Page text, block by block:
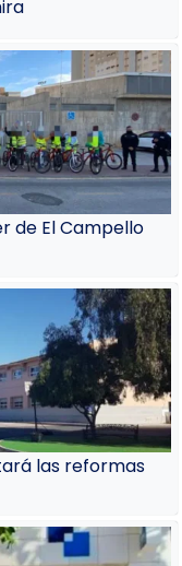
de El Campello
las reformas